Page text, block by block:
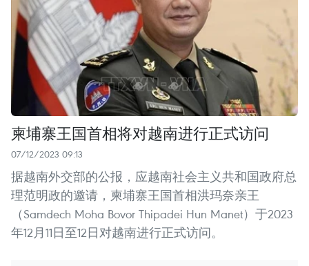
柬埔寨王国首相将对越南进行正式访问
07/12/2023 09:13
据越南外交部的公报，应越南社会主义共和国政府总
理范明政的邀请，柬埔寨王国首相洪玛奈亲王
（Samdech Moha Bovor Thipadei Hun Manet）于2023
年12月11日至12日对越南进行正式访问。